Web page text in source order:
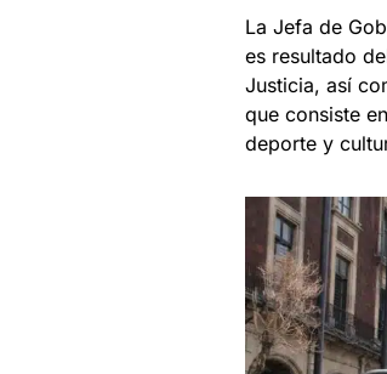
La Jefa de
es resultado
Justicia, así
que consiste
deporte y